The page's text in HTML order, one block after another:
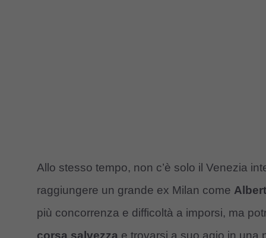
Allo stesso tempo, non c’è solo il Venezia
raggiungere un grande ex Milan come
più concorrenza e difficoltà a imporsi, ma